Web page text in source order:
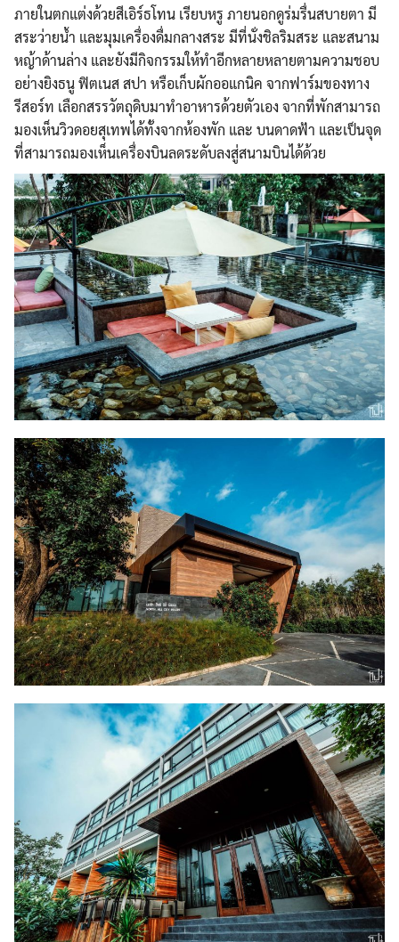
ภายในตกแต่งด้วยสีเอิร์ธโทน เรียบหรู ภายนอกดูร่มรื่นสบายตา มี
สระว่ายน้ำ และมุมเครื่องดื่มกลางสระ มีที่นั่งชิลริมสระ และสนาม
หญ้าด้านล่าง และยังมีกิจกรรมให้ทำอีกหลายหลายตามความชอบ
อย่างยิงธนู ฟิตเนส สปา หรือเก็บผักออแกนิค จากฟาร์มของทาง
รีสอร์ท เลือกสรรวัตถุดิบมาทำอาหารด้วยตัวเอง จากที่พักสามารถ
มองเห็นวิวดอยสุเทพได้ทั้งจากห้องพัก และ บนดาดฟ้า และเป็นจุด
ที่สามารถมองเห็นเครื่องบินลดระดับลงสู่สนามบินได้ด้วย